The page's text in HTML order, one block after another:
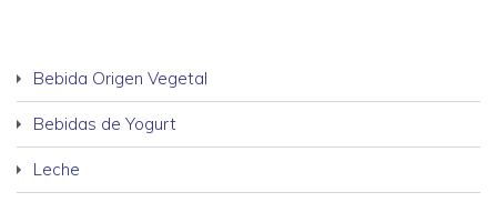
Bebida Origen Vegetal
Bebidas de Yogurt
Leche